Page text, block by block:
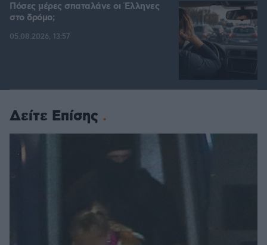
Πόσες μέρες σπαταλάνε οι Έλληνες
στο δρόμο;
05.08.2026, 13:57
Δείτε Επίσης